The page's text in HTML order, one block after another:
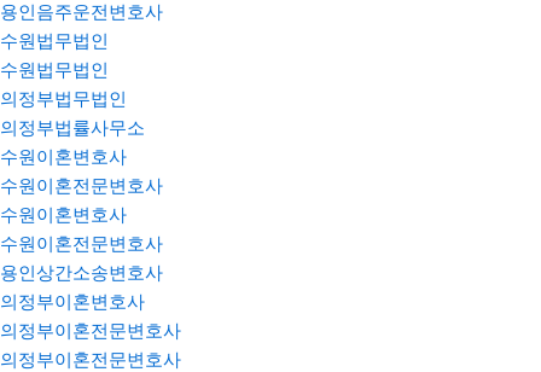
용인음주운전변호사
수원법무법인
수원법무법인
의정부법무법인
의정부법률사무소
수원이혼변호사
수원이혼전문변호사
수원이혼변호사
수원이혼전문변호사
용인상간소송변호사
의정부이혼변호사
의정부이혼전문변호사
의정부이혼전문변호사